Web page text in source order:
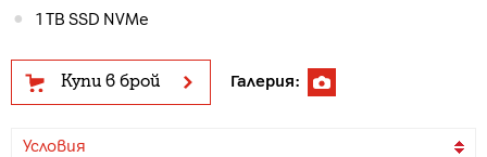
1TB SSD NVMe
Купи в брой Галерия:
Условия